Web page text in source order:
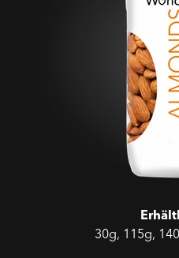
30g, 115g,